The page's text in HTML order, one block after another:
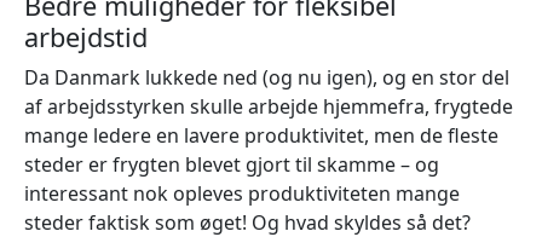
arbejdstid
Da Danmark lukkede ned (og nu igen), og en stor del
af arbejdsstyrken skulle arbejde hjemmefra, frygtede
mange ledere en lavere produktivitet, men de fleste
steder er frygten blevet gjort til skamme – og
interessant nok opleves produktiviteten mange
steder faktisk som øget! Og hvad skyldes så det?